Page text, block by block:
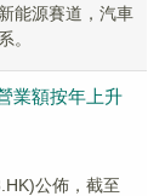
能源賽道，汽車
。
業額按年上升
公佈，截至